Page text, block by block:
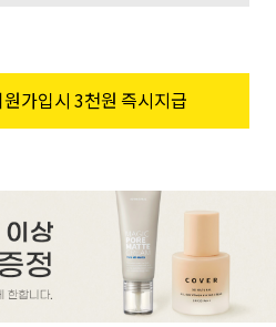
가입시 3천원 즉시지급